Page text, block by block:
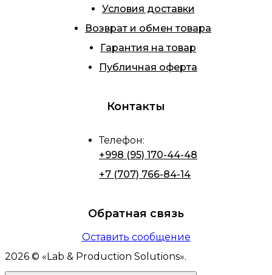
Условия доставки
Возврат и обмен товара
Гарантия на товар
Публичная оферта
Контакты
Телефон:
+998 (95) 170-44-48
+7 (707) 766-84-14
Обратная связь
Оставить сообщение
2026 © « Lab & Production Solutions».